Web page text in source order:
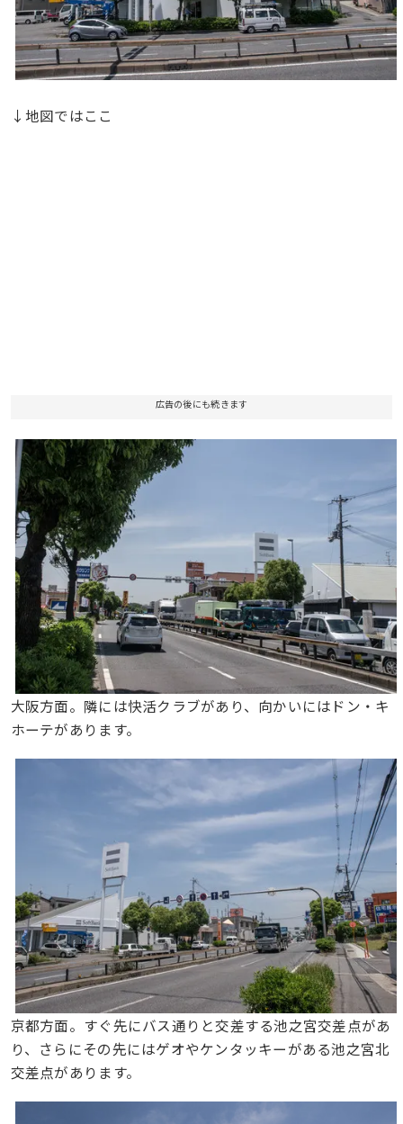
↓地図ではここ
広告の後にも続きます
大阪方面。隣には快活クラブがあり、向かいにはドン・キ
ホーテがあります。
京都方面。すぐ先にバス通りと交差する池之宮交差点があ
り、さらにその先にはゲオやケンタッキーがある池之宮北
交差点があります。